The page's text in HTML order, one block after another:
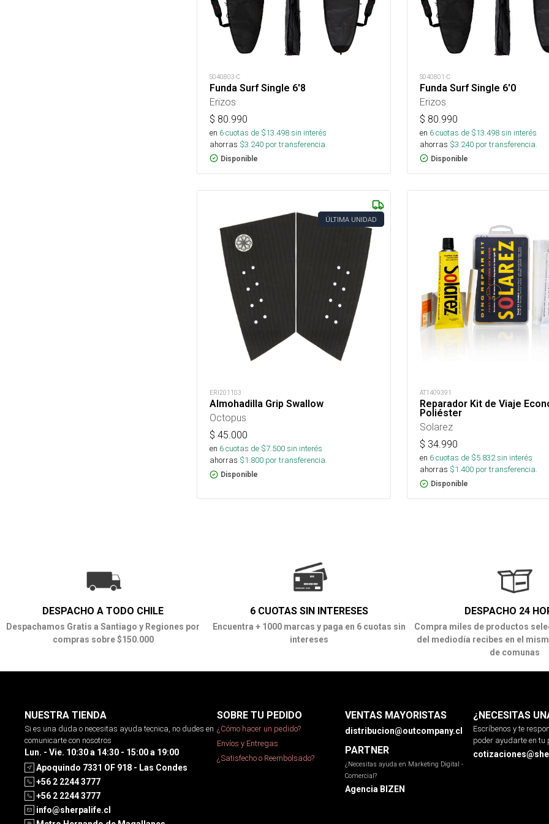
S040803-C
Funda Surf Single 6'8
Erizos
$ 80.990
en 6cuotas de $13.498sin interés
ahorras $3.240 por transferencia.
Disponible
S040801-C
Funda Surf Single 6'0
Erizos
$ 80.990
en 6cuotas de $13.498sin interés
ahorras $3.240por transferencia.
Disponible
ÚLTIMA UNIDAD
ERI201103
Almohadilla Grip Swallow
Octopus
$ 45.000
en 6cuotas de $7.500sin interés
ahorras $1.800 por transferencia.
Disponible
AT1409391
Reparador Kit de Viaje
Poliéster
Solarez
$ 34.990
en 6cuotas de $5.832sin interés
ahorras $1.400por transferencia.
Disponible
DESPACHO A TODO CHILE
Despachamos Gratis a Santiago y Regiones por
compras sobre $150.000
6 CUOTAS SIN INTERESES
Encuentra + 1000 marcas y paga en 6 cuotas sin
intereses
DESPACHO 24
Compra miles de productos
del mediodía recibes en el
de comunas
NUESTRA TIENDA
Si es una duda o necesitas ayuda tecnica, no dudes en
comunicarte con nosotros
Lun. - Vie. 10:30 a 14:30 - 15:00 a 19:00
Apoquindo 7331 OF 918 - Las Condes
+56 2 2244 3777
+56 2 2244 3777
info@sherpalife.cl
SOBRE TU PEDIDO
¿Cómo hacer un pedido?
Envíos y Entregas
¿Satisfecho o Reembolsado?
VENTAS MAYORISTAS
distribucion@outcompany.cl
PARTNER
¿Necesitas ayuda en Marketing Digital -
Comercial?
Agencia BIZEN
¿NECESITAS
Escríbenos y te
poder ayudarte en tu